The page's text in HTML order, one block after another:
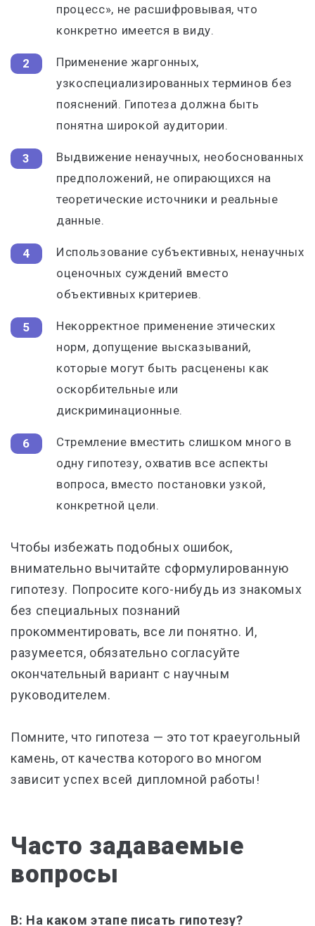
процесс», не расшифровывая, что
конкретно имеется в виду.
Применение жаргонных,
узкоспециализированных терминов без
пояснений. Гипотеза должна быть
понятна широкой аудитории.
Выдвижение ненаучных, необоснованных
предположений, не опирающихся на
теоретические источники и реальные
данные.
Использование субъективных, ненаучных
оценочных суждений вместо
объективных критериев.
Некорректное применение этических
норм, допущение высказываний,
которые могут быть расценены как
оскорбительные или
дискриминационные.
Стремление вместить слишком много в
одну гипотезу, охватив все аспекты
вопроса, вместо постановки узкой,
конкретной цели.
Чтобы избежать подобных ошибок,
внимательно вычитайте сформулированную
гипотезу. Попросите кого-нибудь из знакомых
без специальных познаний
прокомментировать, все ли понятно. И,
разумеется, обязательно согласуйте
окончательный вариант с научным
руководителем.
Помните, что гипотеза — это тот краеугольный
камень, от качества которого во многом
зависит успех всей дипломной работы!
Часто задаваемые
вопросы
В: На каком этапе писать гипотезу?